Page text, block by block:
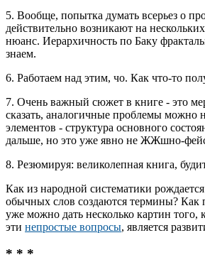
5. Вообще, попытка думать всерьез о
действительно возникают на
нюанс. Иерархичность по Баку
знаем.
6. Работаем над этим, чо. Как что-то
7. Очень важный сюжет в книге - это
сказать, аналогичные проблемы можно
элементов - структура основного
дальше, но это уже явно не ЖЖшно-
8. Резюмируя: великолепная книга,
Как из народной систематики
обычных слов создаются термины? Как
уже можно дать несколько картин
эти непростые вопросы, является
* * *